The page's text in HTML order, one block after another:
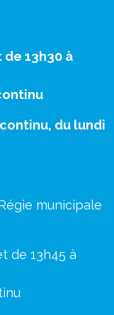
de 13h30 à
du lundi
municipale
de 13h45 à